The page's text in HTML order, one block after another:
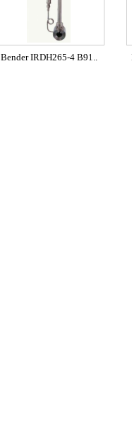
Bender IRDH265-4 B91..